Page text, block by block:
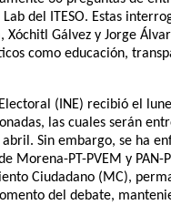
del ITESO. Estas
Xóchitl Gálvez y Jorge
como educación,
(INE) recibió el
las cuales serán
Sin embargo, se ha
Morena-PT-PVEM y PAN-
Ciudadano (MC),
del debate,